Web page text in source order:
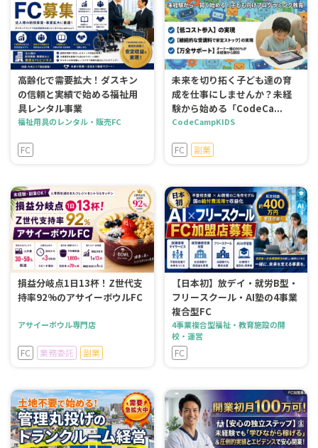
高齢化で需要拡大！ダスキン
の信頼と実績で始める福祉用
具レンタル事業
福祉用具のレンタル・販売FC
FC
未来を切り拓く子ども達の育
成を仕事にしませんか？未経
験から始める「CodeCa...
CodeCampKIDS
FC 副業
損益分岐点1日13杯！Z世代支
持率92%のアサイーボウルFC
アサイーボウル専門店
FC 業務委託 副業
【日本初】放デイ・就労B型・
フリースクール・AI塾の4事業
複合型FC
4事業複合型福祉・教育施設の開
校・運営
FC